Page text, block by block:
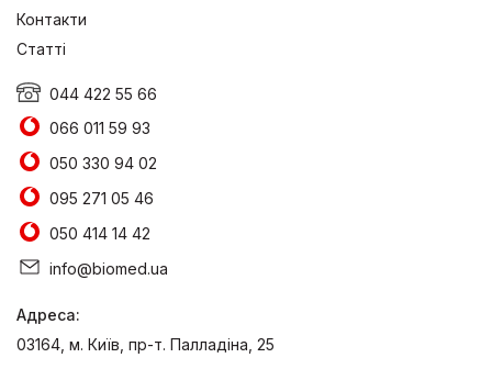
Контакти
Статті
044 422 55 66
066 011 59 93
050 330 94 02
095 271 05 46
050 414 14 42
info@biomed.ua
Адреса:
03164, м. Київ, пр-т. Палладіна, 25